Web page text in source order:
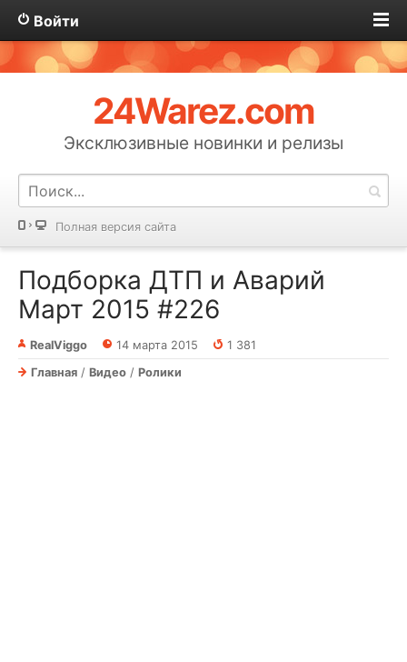
Войти
24Warez.com
Эксклюзивные новинки и релизы
Полная версия сайта
Подборка ДТП и Аварий
Март 2015 #226
RealViggo 14 марта 2015
1 381
Главная / Видео / Ролики